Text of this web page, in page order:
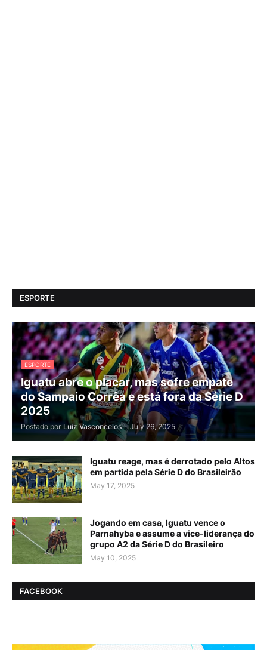
ESPORTE
ESPORTE
Iguatu abre o placar, mas sofre empate
do Sampaio Corrêa e está fora da Série D
2025
Postado por Luiz Vasconcelos - July 26, 2025
Iguatu reage, mas é derrotado pelo Altos
em partida pela Série D do Brasileirão
May 17, 2025
Jogando em casa, Iguatu vence o
Parnahyba e assume a vice-liderança do
grupo A2 da Série D do Brasileiro
May 10, 2025
FACEBOOK